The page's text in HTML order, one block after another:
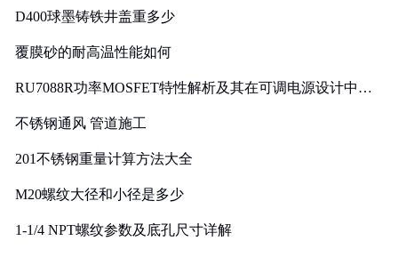
D400球墨铸铁井盖重多少
覆膜砂的耐高温性能如何
RU7088R功率MOSFET特性解析及其在可调电源设计中的
不锈钢通风 管道施工
201不锈钢重量计算方法大全
M20螺纹大径和小径是多少
1-1/4 NPT螺纹参数及底孔尺寸详解